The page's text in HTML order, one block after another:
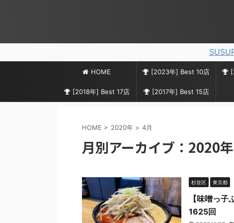
HOME [2023年] Best 10店
[2018年] Best 17店 [2017年] Best 15店
HOME > 2020年 > 4月
月別アーカイブ：2020
杉並区 東京都
【味噌っ
1625回